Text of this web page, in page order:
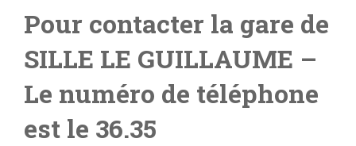
Pour contacter la gare de
SILLE LE GUILLAUME –
Le numéro de téléphone
est le 36.35